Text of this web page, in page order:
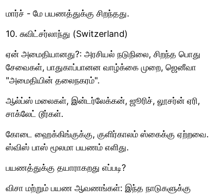
மார்ச் - மே பயணத்துக்கு சிறந்தது.
10. சுவிட்சர்லாந்து (Switzerland)
ஏன் அமைதியானது?: அரசியல் நடுநிலை, சிறந்த பொது
சேவைகள், பாதுகாப்பானன வாழ்க்கை முறை, ஜெனீவா
"அமைதியின் தலைநகரம்".
ஆல்ப்ஸ் மலைகள், இன்டர்லேக்கன், ஜூரிச், லூசர்ன் ஏரி,
சாக்லேட் டூர்கள்.
கோடை ஹைக்கிங்குக்கு, குளிர்காலம் ஸ்கைக்கு ஏற்றவை.
ஸ்விஸ் பாஸ் மூலமா பயணம் எளிது.
பயணத்துக்கு தயாராகறது எப்படி?
விசா மற்றும் பயண ஆவணங்கள்: இந்த நாடுகளுக்கு